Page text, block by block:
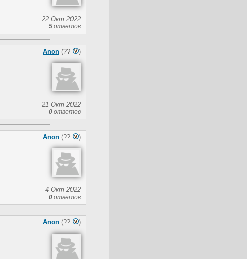
22 Окт 2022
5 ответов
Anon (?? )
21 Окт 2022
0 ответов
Anon (?? )
4 Окт 2022
0 ответов
Anon (?? )